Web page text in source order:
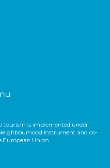
tourism is implemented under
Instrument and co-
European Union